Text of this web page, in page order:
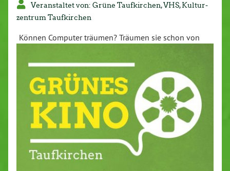
Ver­an­stal­tet von: Grüne Tauf­kir­chen, VHS, Kul­tur­
zen­trum Tauf­kir­chen
Können Computer träumen? Träumen sie schon von